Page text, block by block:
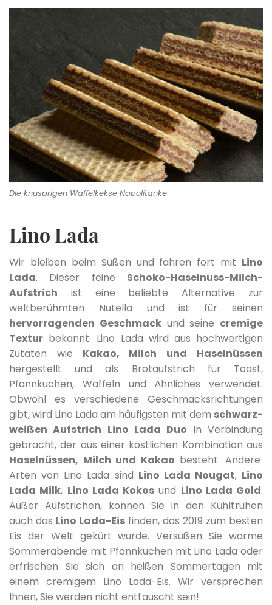
Die knusprigen Waffelkekse Napolitanke
Lino Lada
Wir bleiben beim Süßen und fahren fort mit Lino
Lada. Dieser feine Schoko-Haselnuss-Milch-
Aufstrich ist eine beliebte Alternative zur
weltberühmten Nutella und ist für seinen
hervorragenden Geschmackund seine cremige
Textur bekannt. Lino Lada wird aus hochwertigen
Zutaten wie Kakao, Milch und Haselnüssen
hergestellt und als Brotaufstrich für Toast,
Pfannkuchen, Waffeln und Ähnliches verwendet.
Obwohl es verschiedene Geschmacksrichtungen
gibt, wird Lino Lada am häufigsten mit dem schwarz-
weißen Aufstrich Lino Lada Duo in Verbindung
gebracht, der aus einer köstlichen Kombination aus
Haselnüssen, Milch und Kakao besteht. Andere
Arten von Lino Lada sind Lino Lada Nougat, Lino
Lada Milk, Lino Lada Kokos und Lino Lada Gold.
Außer Aufstrichen, können Sie in den Kühltruhen
auch das Lino Lada-Eis finden, das 2019 zum besten
Eis der Welt gekürt wurde. Versüßen Sie warme
Sommerabende mit Pfannkuchen mit Lino Lada oder
erfrischen Sie sich an heißen Sommertagen mit
einem cremigem Lino Lada-Eis. Wir versprechen
Ihnen, Sie werden nicht enttäuscht sein!